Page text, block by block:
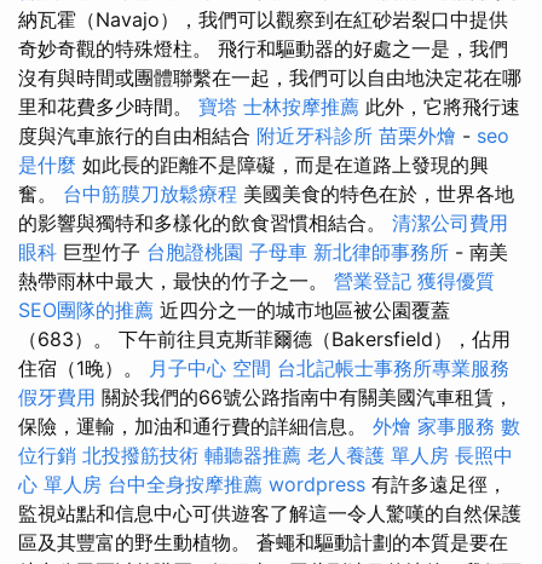
納瓦霍（Navajo），我們可以觀察到在紅砂岩裂口中提供
奇妙奇觀的特殊燈柱。 飛行和驅動器的好處之一是，我們
沒有與時間或團體聯繫在一起，我們可以自由地決定花在哪
里和花費多少時間。 寶塔 士林按摩推薦 此外，它將飛行速
度與汽車旅行的自由相結合 附近牙科診所 苗栗外燴 - seo
是什麼 如此長的距離不是障礙，而是在道路上發現的興
奮。 台中筋膜刀放鬆療程 美國美食的特色在於，世界各地
的影響與獨特和多樣化的飲食習慣相結合。 清潔公司費用
眼科 巨型竹子 台胞證桃園 子母車 新北律師事務所 - 南美
熱帶雨林中最大，最快的竹子之一。 營業登記 獲得優質
SEO團隊的推薦 近四分之一的城市地區被公園覆蓋
（683）。 下午前往貝克斯菲爾德（Bakersfield），佔用
住宿（1晚）。 月子中心 空間 台北記帳士事務所專業服務
假牙費用 關於我們的66號公路指南中有關美國汽車租賃，
保險，運輸，加油和通行費的詳細信息。 外燴 家事服務 數
位行銷 北投撥筋技術 輔聽器推薦 老人養護 單人房 長照中
心 單人房 台中全身按摩推薦 wordpress 有許多遠足徑，
監視站點和信息中心可供遊客了解這一令人驚嘆的自然保護
區及其豐富的野生動植物。 蒼蠅和驅動計劃的本質是要在